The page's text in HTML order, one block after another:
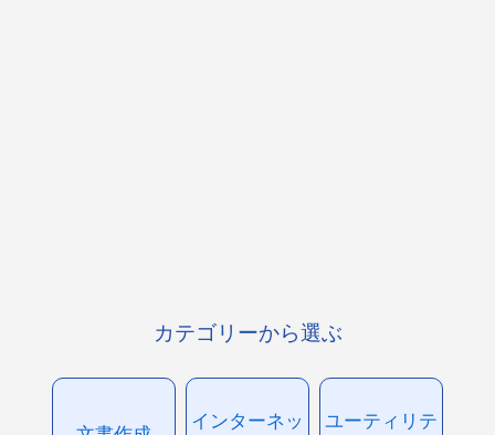
カテゴリーから選ぶ
インターネッ
ユーティリテ